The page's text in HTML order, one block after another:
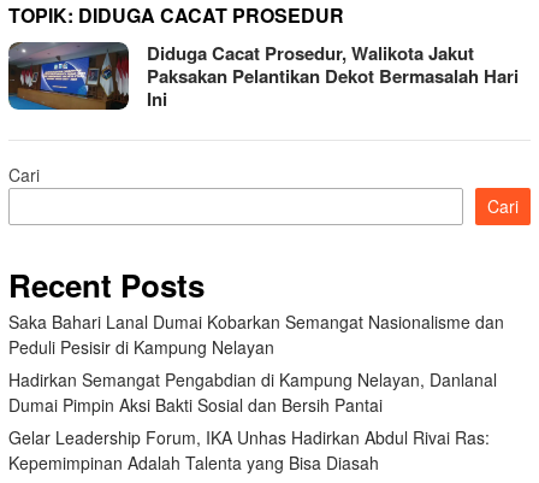
TOPIK: DIDUGA CACAT PROSEDUR
Diduga Cacat Prosedur, Walikota Jakut
Paksakan Pelantikan Dekot Bermasalah Hari
Ini
Cari
Cari
Recent Posts
Saka Bahari Lanal Dumai Kobarkan Semangat Nasionalisme dan
Peduli Pesisir di Kampung Nelayan
Hadirkan Semangat Pengabdian di Kampung Nelayan, Danlanal
Dumai Pimpin Aksi Bakti Sosial dan Bersih Pantai
Gelar Leadership Forum, IKA Unhas Hadirkan Abdul Rivai Ras:
Kepemimpinan Adalah Talenta yang Bisa Diasah